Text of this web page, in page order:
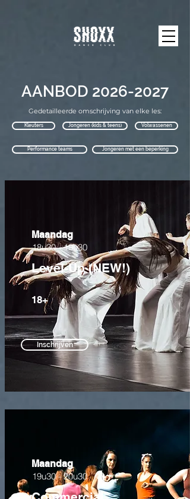
AANBOD 2026-2027
Gedetailleerde omschrijving van elke les:
Kleuters Jongeren (kids & teens) Volwassenen
Performance teams Jongeren met een beperking
Maandag
18u30 - 19u30
Level-Up (NEW!)
18+
Inschrijven
Maandag
19u30 - 20u30